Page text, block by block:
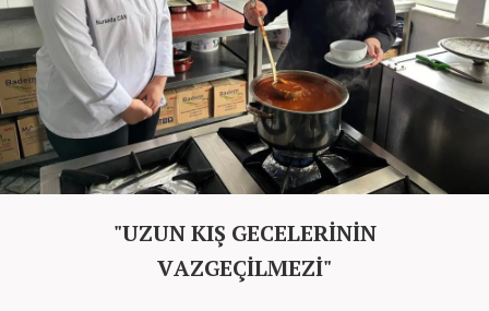
"UZUN KIŞ GECELERİNİN
VAZGEÇİLMEZİ"